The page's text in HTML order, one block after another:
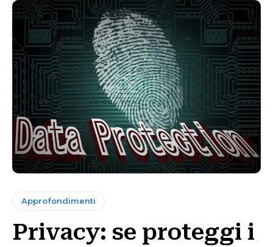
Approfondimenti
Privacy: se proteggi i